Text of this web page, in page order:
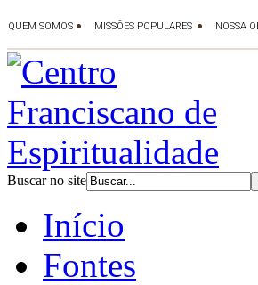
Buscar no site
Início
Fontes